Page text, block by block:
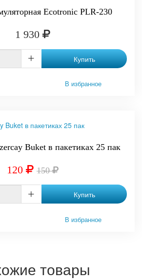
Ecotronic PLR-230
1 930
+ Купить
В избранное
Buket в пакетиках 25 пак
120 150
+ Купить
В избранное
товары